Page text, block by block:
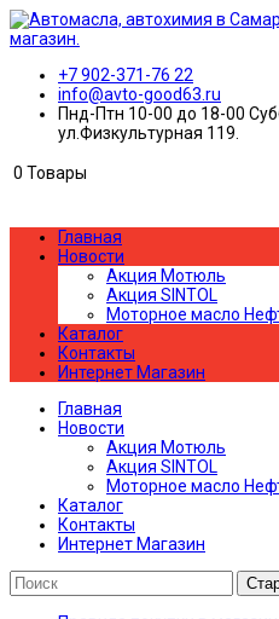
+7 902-371-76 22
info@avto-good63.ru
Пнд-Птн 10-00 до 18-00
ул.Физкультурная 119.
0 Товары
Главная
Новости
Акция Мотюль
Акция SINTOL
Моторное масло
Каталог
Контакты
Интернет Магазин
Главная
Новости
Акция Мотюль
Акция SINTOL
Моторное масло
Каталог
Контакты
Интернет Магазин